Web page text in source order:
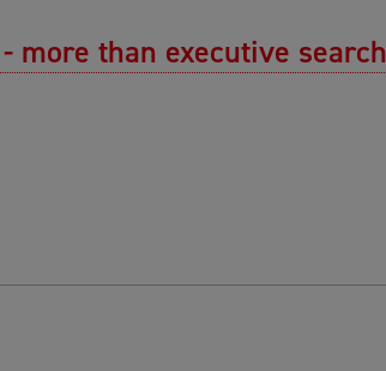
more than executive search